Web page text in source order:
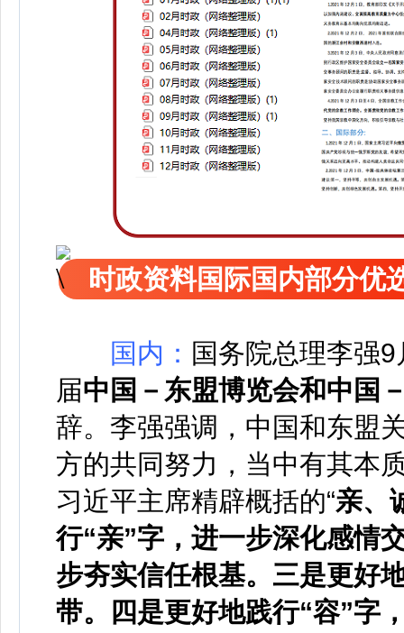
时政资料国际国内部分优
国内： 国务院总理李强
届中国－东盟博览会和中国
辞。李强强调，中国和东盟
方的共同努力，当中有其本
习近平主席精辟概括的“亲、
行“亲”字，进一步深化感情
步夯实信任根基。三是更好
带。四是更好地践行“容”字